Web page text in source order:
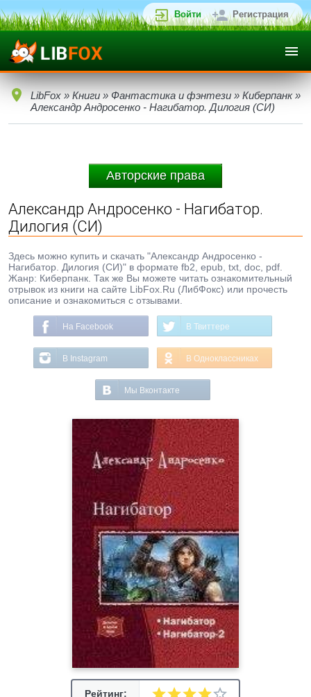
Войти Регистрация
LibFox » Книги » Фантастика и фэнтези » Киберпанк»
Александр Андросенко - Нагибатор. Дилогия (СИ)
Авторские права
Александр Андросенко - Нагибатор.
Дилогия (СИ)
Здесь можно купить и скачать "Александр Андросенко -
Нагибатор. Дилогия (СИ)" в формате fb2, epub, txt, doc, pdf.
Жанр: Киберпанк. Так же Вы можете читать ознакомительный
отрывок из книги на сайте LibFox.Ru (ЛибФокс) или прочесть
описание и ознакомиться с отзывами.
На Facebook В Твиттере
В Instagram В Одноклассниках
Мы Вконтакте
Рейтинг: